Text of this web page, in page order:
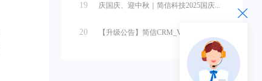
19 庆国庆、迎中秋｜简信科技2025国庆...
20 【升级公告】简信CRM_V4.7.5...